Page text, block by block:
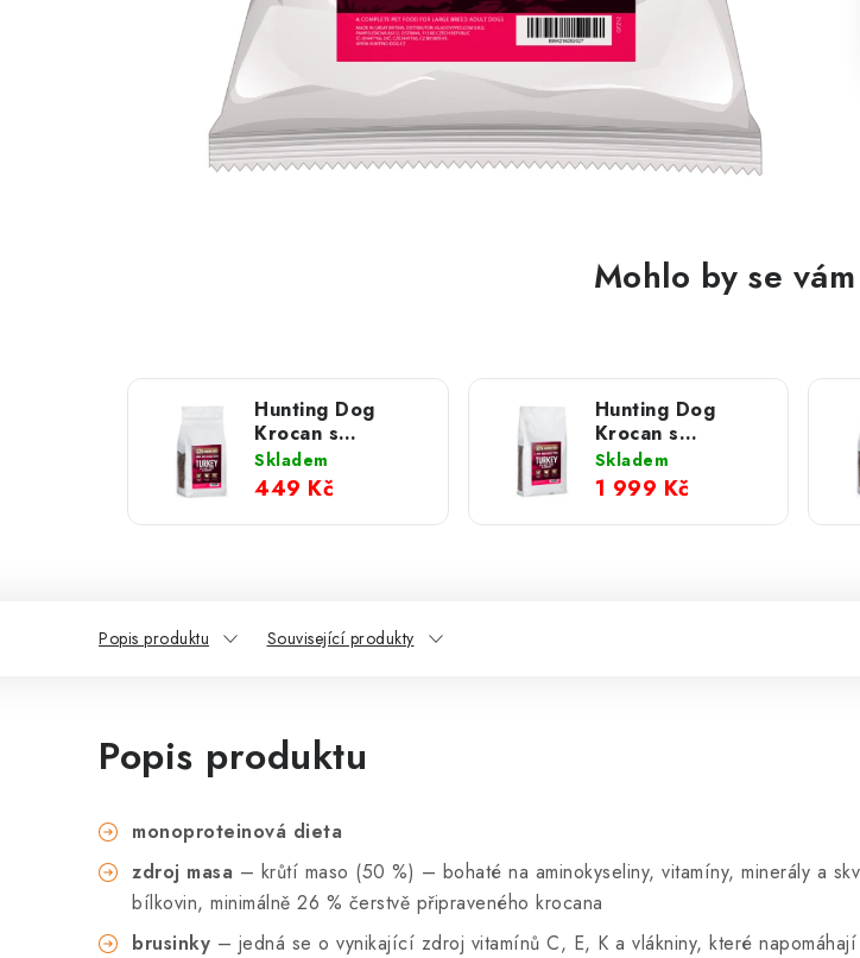
Mohlo by se
Hunting Dog
Krocan s
brusinkami pro
velká plemena
psů; 2 kg
Skladem
449 Kč
Hunting Dog
Krocan s
brusinkami pro
velká plemena
psů; 12 kg
Skladem
1 999 Kč
Popis produktu Související produkty
Popis produktu
monoproteinová dieta
zdroj masa – krůtí maso (50 %) – bohaté na aminokyseliny, vitamíny, minerály a
bílkovin, minimálně 26 % čerstvě připraveného krocana
brusinky – jedná se o vynikající zdroj vitamínů C, E, K a vlákniny, které napomáhají